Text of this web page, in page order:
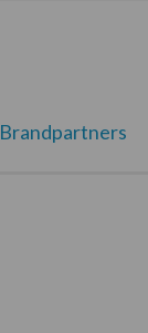
Brandpartners